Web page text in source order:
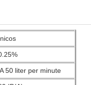
50 liter per minute